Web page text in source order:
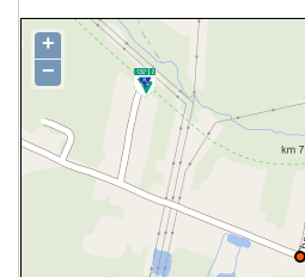
+
−